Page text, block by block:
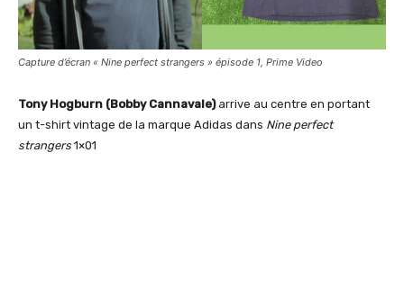
Capture d’écran « Nine perfect strangers » épisode 1, Prime Video
Tony Hogburn (Bobby Cannavale)arrive au centre en portant
un t-shirt vintage de la marque Adidas dans Nine perfect
strangers 1×01